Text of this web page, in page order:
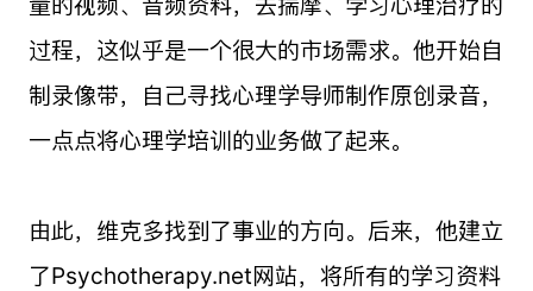
过程，这似乎是一个很大的市场需求。他开始自
制录像带，自己寻找心理学导师制作原创录音，
一点点将心理学培训的业务做了起来。
由此，维克多找到了事业的方向。后来，他建立
了Psychotherapy.net网站，将所有的学习资料